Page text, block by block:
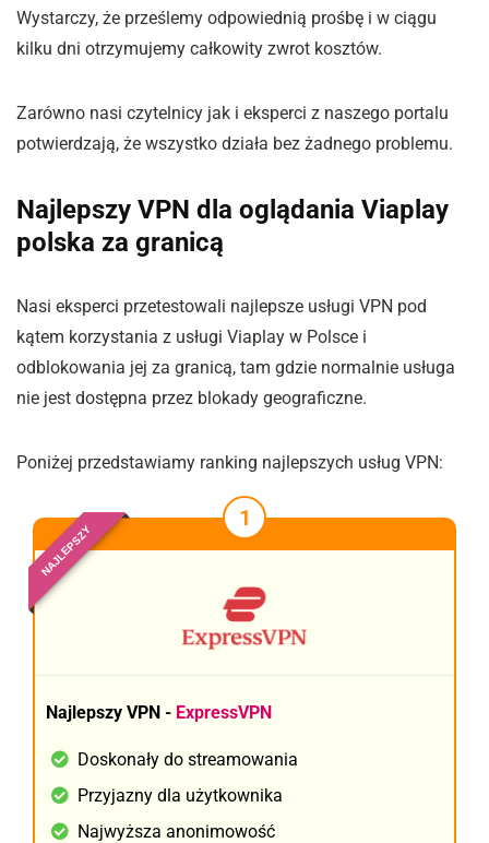
Wystarczy, że prześlemy odpowiednią prośbę i w ciągu
kilku dni otrzymujemy całkowity zwrot kosztów.
Zarówno nasi czytelnicy jak i eksperci z naszego portalu
potwierdzają, że wszystko działa bez żadnego problemu.
Najlepszy VPN dla oglądania Viaplay
polska za granicą
Nasi eksperci przetestowali najlepsze usługi VPN pod
kątem korzystania z usługi Viaplay w Polsce i
odblokowania jej za granicą, tam gdzie normalnie usługa
nie jest dostępna przez blokady geograficzne.
Poniżej przedstawiamy ranking najlepszych usług VPN:
NAJLEPSZY
1
Najlepszy VPN - ExpressVPN
Doskonały do streamowania
Przyjazny dla użytkownika
Najwyższa anonimowość